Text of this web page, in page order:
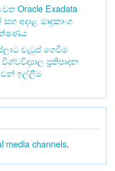
Oracle Exadata
අදාළ මෘදුකාංග
වැටුප් ගෙවීම
ප්‍රතිපාදන
ඉල්ලීම
media channels.